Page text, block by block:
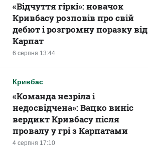
6 серпня 13:44
«Відчуття гіркі»: новачок
Кривбасу розповів про свій
дебют і розгромну поразку від
Карпат
Кривбас
4 серпня 17:10
«Команда незріла і
недосвідчена»: Вацко виніс
вердикт Кривбасу після
провалу у грі з Карпатами